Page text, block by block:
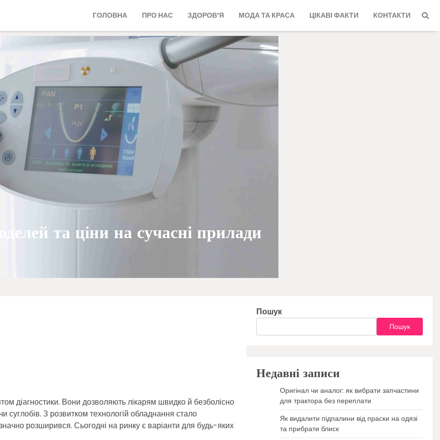
ГОЛОВНА ПРО НАС ЗДОРОВ’Я МОДА ТА КРАСА ЦІКАВІ ФАКТИ КОНТАКТИ
та ціни на сучасні прилади
діагностики. Вони дозволяють лікарям швидко й безболісно
суглобів. З розвитком технологій обладнання стало
розширився. Сьогодні на ринку є варіанти для будь-яких
Пошук
Пошук
Недавні записи
Оригінал чи аналог: як вибрати запчастини
для трактора без переплати
Як видалити підпалини від праски на одязі
та прибрати блиск